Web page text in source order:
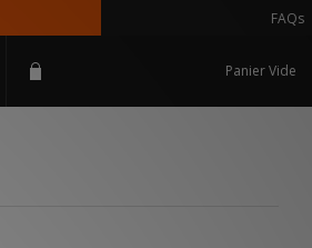
FAQs
Panier Vide